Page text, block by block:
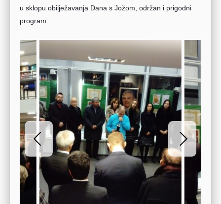
u sklopu obilježavanja Dana s Jožom, održan i prigodni
program.